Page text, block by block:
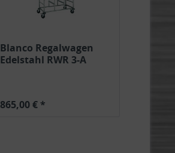
Blanco Regalwagen
Edelstahl RWR 3-A
865,00 € *